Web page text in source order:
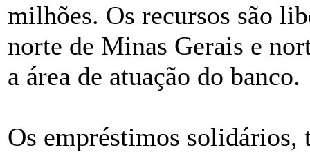
milhões. Os recursos são
norte de Minas Gerais e
a área de atuação do banco.
Os empréstimos solidários,